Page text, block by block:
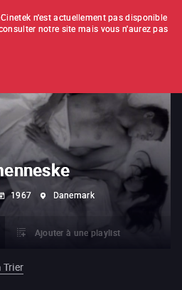
ABONNEMENT
1967 Danemark
Ajouter à une playlist
n'est actuellement pas disponible
notre site mais vous n'aurez pas